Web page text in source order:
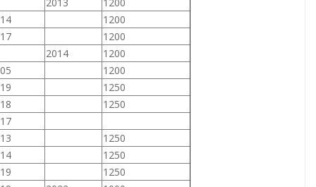
2013
1200
1200
1200
2014
1200
1200
1250
1250
1250
1250
1250